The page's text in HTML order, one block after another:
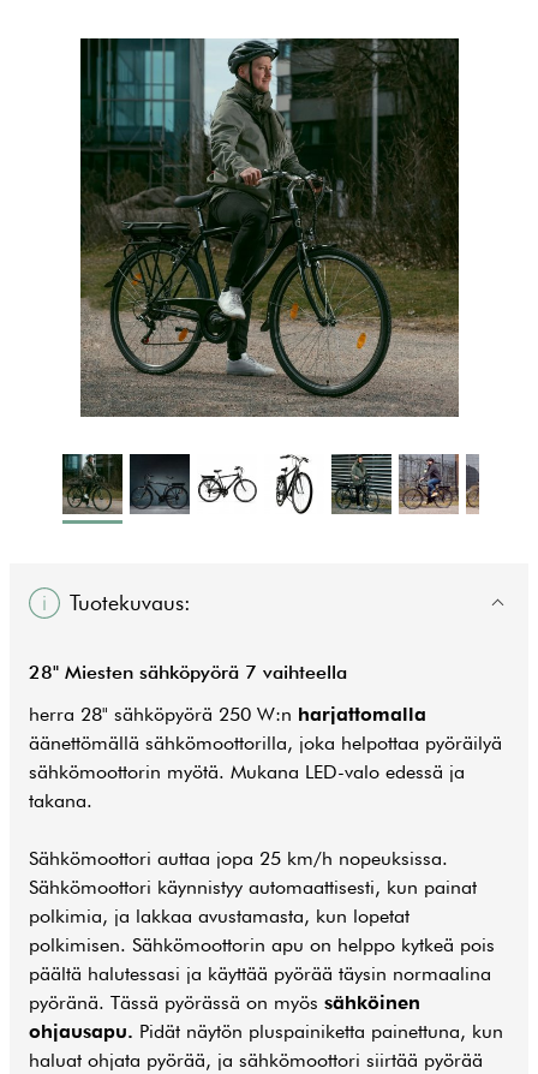
Tuotekuvaus:
28" Miesten sähköpyörä 7 vaihteella
herra 28" sähköpyörä 250 W:n harjattomalla
äänettömällä sähkömoottorilla, joka helpottaa pyöräilyä
sähkömoottorin myötä. Mukana LED-valo edessä ja
takana.
Sähkömoottori auttaa jopa 25 km/h nopeuksissa.
Sähkömoottori käynnistyy automaattisesti, kun painat
polkimia, ja lakkaa avustamasta, kun lopetat
polkimisen. Sähkömoottorin apu on helppo kytkeä pois
päältä halutessasi ja käyttää pyörää täysin normaalina
pyöränä. Tässä pyörässä on myös sähköinen
ohjausapu. Pidät näytön pluspainiketta painettuna, kun
haluat ohjata pyörää, ja sähkömoottori siirtää pyörää